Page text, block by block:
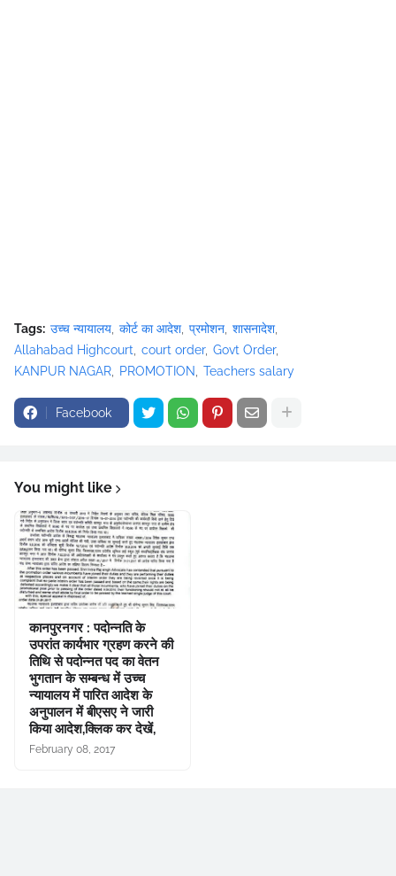
Tags: उच्च न्यायालय कोर्ट का आदेश प्रमोशन शासनादेश
Allahabad Highcourt court order Govt Order
KANPUR NAGAR
PROMOTION Teachers salary
Facebook
You might like
कानपुरनगर : पदोन्नति के
उपरांत कार्यभार ग्रहण करने की
तिथि से पदोन्नत पद का वेतन
भुगतान के सम्बन्ध में उच्च
न्यायालय में पारित आदेश के
अनुपालन में बीएसए ने जारी
किया आदेश,क्लिक कर देखें,
February 08, 2017